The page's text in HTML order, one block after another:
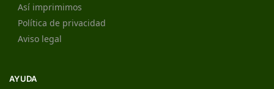
Así imprimimos
Política de privacidad
Aviso legal
AYUDA